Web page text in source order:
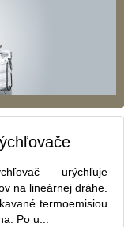
urýchľuje
na lineárnej dráhe.
termoemisiou
Po u...